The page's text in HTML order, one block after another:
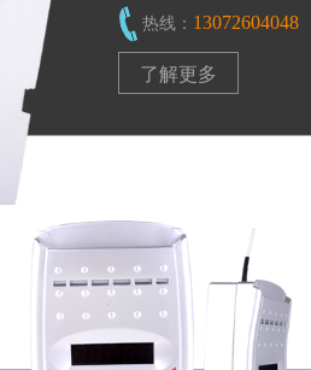
热线： 13072604048
了解更多